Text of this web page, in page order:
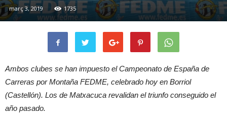
març 3, 2019 1735
Ambos clubes se han impuesto el Campeonato de España de
Carreras por Montaña FEDME, celebrado hoy en Borriol
(Castellón). Los de Matxacuca revalidan el triunfo conseguido el
año pasado.